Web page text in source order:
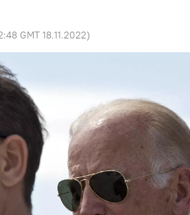
GMT 18.11.2022)